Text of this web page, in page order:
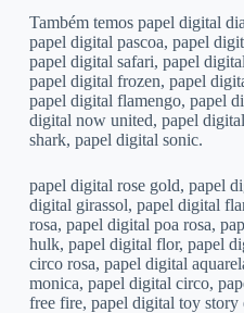
Também temos papel digital
papel digital pascoa, papel
papel digital safari, papel
papel digital frozen, papel
papel digital flamengo, papel
digital now united, papel
shark, papel digital sonic.
papel digital rose gold, papel
digital girassol, papel digital
rosa, papel digital poa rosa,
hulk, papel digital flor, papel
circo rosa, papel digital
monica, papel digital circo,
free fire, papel digital toy story